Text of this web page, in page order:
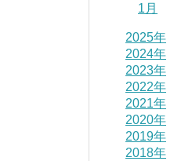
1月
2025年
2024年
2023年
2022年
2021年
2020年
2019年
2018年